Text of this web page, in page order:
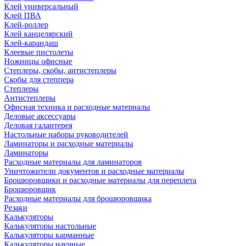
Клей универсальный
Клей ПВА
Клей-роллер
Клей канцелярский
Клей-карандаш
Клеевые пистолеты
Ножницы офисные
Степлеры, скобы, антистеплеры
Скобы для степпера
Степлеры
Антистеплеры
Офисная техника и расходные материалы
Деловые аксессуары
Деловая галантерея
Настольные наборы руководителей
Ламинаторы и расходные материалы
Ламинаторы
Расходные материалы для ламинаторов
Уничтожители документов и расходные материалы
Брошюровщики и расходные материалы для переплета
Брошюровщик
Расходные материалы для брошюровщика
Резаки
Калькуляторы
Калькуляторы настольные
Калькуляторы карманные
Калькуляторы научные